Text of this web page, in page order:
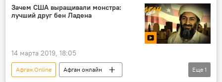
Афганистан: 30 лет в ожидании мира
видео
Мультимедиа
Афганистан
СССР
Зачем США выращивали монстра:
лучший друг бен Ладена
14 марта 2019, 18:05
Афган.Online
Афган онлайн
Еще 1